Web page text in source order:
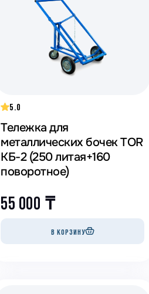
5.0
Тележка для
металлических бочек TOR
КБ-2 (250 литая+160
поворотное)
55 000 ₸
В КОРЗИНУ